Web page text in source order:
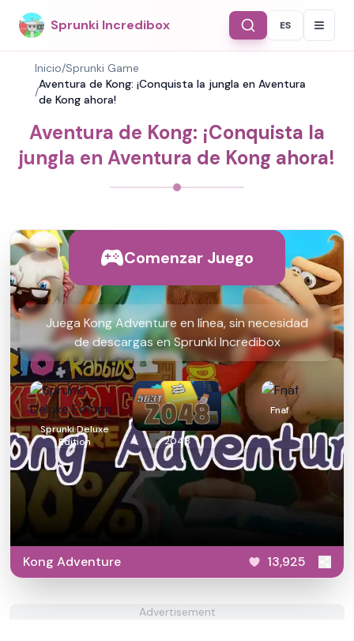
Sprunki Incredibox Select
ES
Inicio/Sprunki Game
/
Aventura de Kong: ¡Conquista la jungla en Aventura
de Kong ahora!
Aventura de Kong: ¡Conquista la
jungla en Aventura de Kong ahora!
Comenzar Juego
Juega Kong Adventure en línea, sin necesidad
de descargas en Sprunki Incredibox
Sprunki Deluxe
Edition
2048
Fnaf
Kong Adventure 13,925
Advertisement